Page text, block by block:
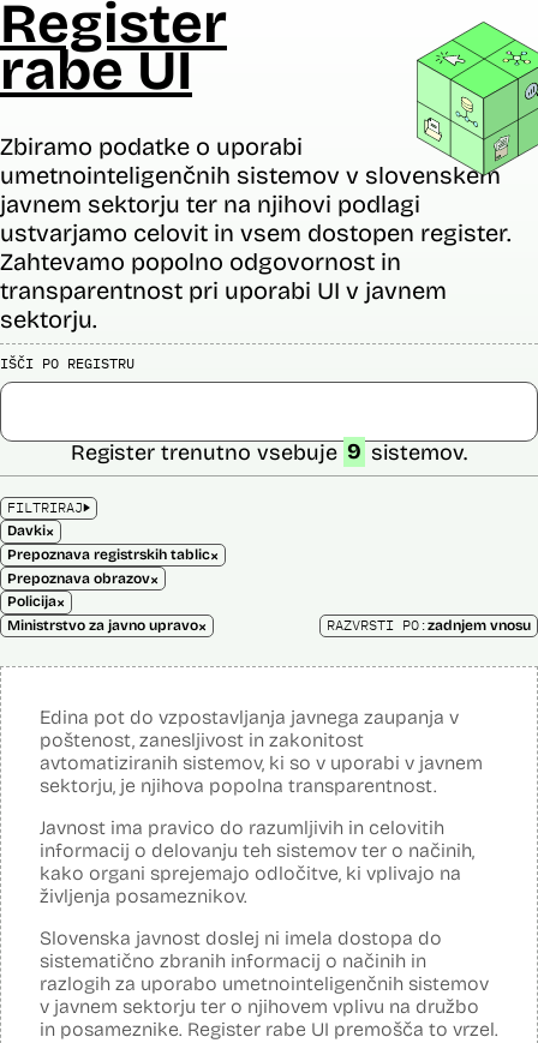
Register
rabe UI
Zbiramo podatke o uporabi
umetnointeligenčnih sistemov v slovenskem
javnem sektorju ter na njihovi podlagi
ustvarjamo celovit in vsem dostopen register.
Zahtevamo popolno odgovornost in
transparentnost pri uporabi UI v javnem
sektorju.
IŠČI PO REGISTRU
FILTRIRAJ
Davki×
Prepoznava registrskih tablic×
Prepoznava obrazov×
Policija×
Ministrstvo za javno upravo×
Register trenutno vsebuje 9 sistemov.
RAZVRSTI PO:zadnjem vnosu
Edina pot do vzpostavljanja javnega zaupanja v
poštenost, zanesljivost in zakonitost
avtomatiziranih sistemov, ki so v uporabi v javnem
sektorju, je njihova popolna transparentnost.
Javnost ima pravico do razumljivih in celovitih
informacij o delovanju teh sistemov ter o načinih,
kako organi sprejemajo odločitve, ki vplivajo na
življenja posameznikov.
Slovenska javnost doslej ni imela dostopa do
sistematično zbranih informacij o načinih in
razlogih za uporabo umetnointeligenčnih sistemov
v javnem sektorju ter o njihovem vplivu na družbo
in posameznike. Register rabe UI premošča to vrzel.